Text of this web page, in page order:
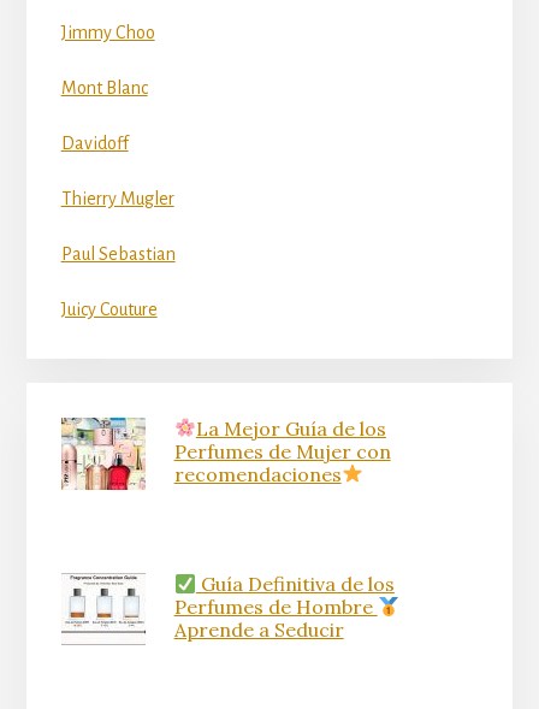
Jimmy Choo
Mont Blanc
Davidoff
Thierry Mugler
Paul Sebastian
Juicy Couture
La Mejor Guía de los
Perfumes de Mujer con
recomendaciones
Guía Definitiva de los
Perfumes de Hombre
Aprende a Seducir